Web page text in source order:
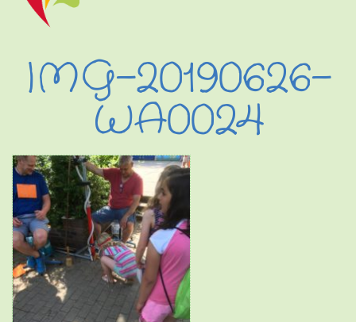
IMG-20190626-
WA0024